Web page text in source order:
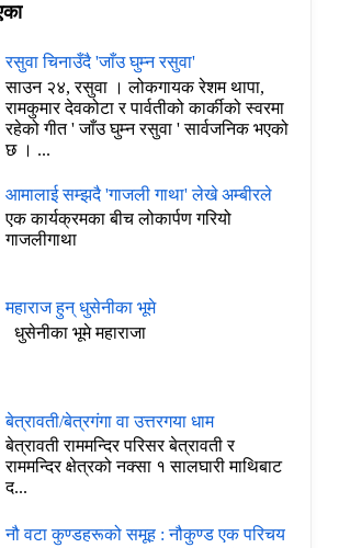
रसुवा चिनाउँदै 'जाँउ घुम्न रसुवा'
साउन २४, रसुवा । लोकगायक रेशम थापा,
रामकुमार देवकोटा र पार्वतीको कार्कीको स्वरमा
रहेको गीत ' जाँउ घुम्न रसुवा ' सार्वजनिक भएको
छ । ...
आमालाई सम्झदै 'गाजली गाथा' लेखे अम्बीरले
एक कार्यक्रमका बीच लोकार्पण गरियो
गाजलीगाथा
महाराज हुन् धुसेनीका भूमे
धुसेनीका भूमे महाराजा
बेत्रावती/बेत्रगंगा वा उत्तरगया धाम
बेत्रावती राममन्दिर परिसर बेत्रावती र
राममन्दिर क्षेत्रको नक्सा १ सालघारी माथिबाट
द...
नौ वटा कुण्डहरूको समूह : नौकुण्ड एक परिचय